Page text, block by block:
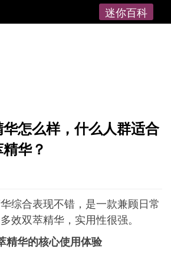
迷你百科
怎么样，什么人群适合
华？
合表现不错，是一款兼顾日常
效双萃精华，实用性很强。
精华的核心使用体验